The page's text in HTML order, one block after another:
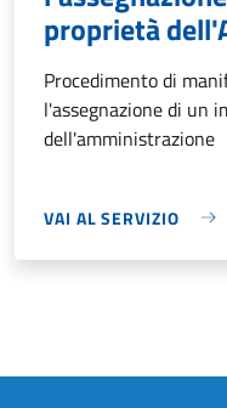
proprietà
Procedimento di
l'assegnazione di un
dell'amministrazione
VAI AL SERVIZIO